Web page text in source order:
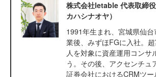
株式会社letable 代表取締
カハシナオヤ）
1991年生まれ、宮城県仙
業後、みずほFGに入社。
人を対象に資産運用コンサ
う。その後、アクセンチュ
証券会社におけるCRMツ